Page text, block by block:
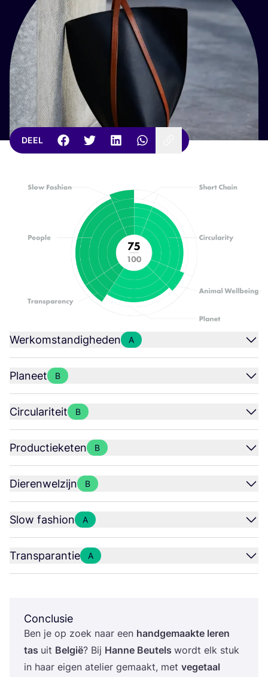
DEEL
Werkomstandigheden A
Planeet B
Circulariteit B
Productieketen B
Dierenwelzijn B
Slow fashion A
Transparantie A
Conclusie
Ben je op zoek naar een hand­ge­maak­te leren
tas uit Bel­gië? Bij Han­ne Beu­tels wordt elk stuk
in haar eigen ate­lier gemaakt, met vege­taal